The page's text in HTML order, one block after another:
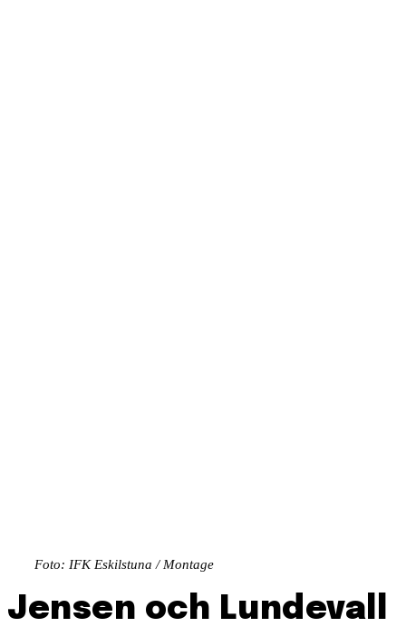
Foto: IFK Eskilstuna / Montage
Jensen och Lundevall